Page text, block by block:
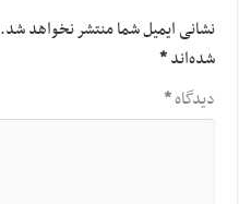
نشانی ایمیل شما منتشر نخواهد شد.
شده‌اند*
دیدگاه*